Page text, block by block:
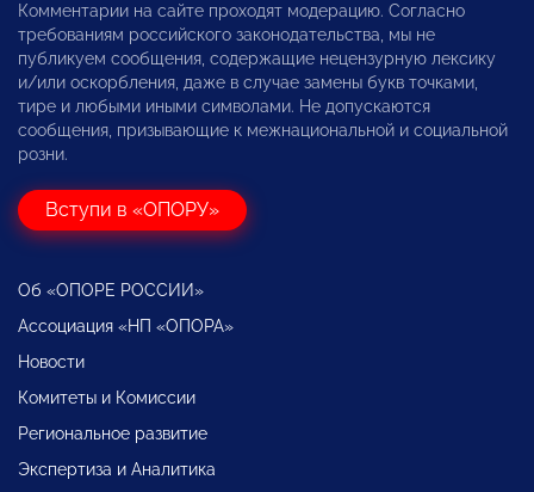
Комментарии на сайте проходят модерацию. Согласно
требованиям российского законодательства, мы не
публикуем сообщения, содержащие нецензурную лексику
и/или оскорбления, даже в случае замены букв точками,
тире и любыми иными символами. Не допускаются
сообщения, призывающие к межнациональной и социальной
розни.
Вступи в «ОПОРУ»
Об «ОПОРЕ РОССИИ»
Ассоциация «НП «ОПОРА»
Новости
Комитеты и Комиссии
Региональное развитие
Экспертиза и Аналитика